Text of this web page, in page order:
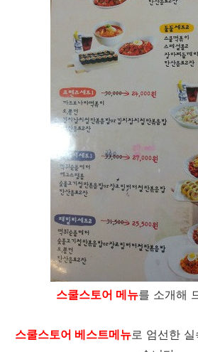
스쿨스토어 메뉴를 소개해
스쿨스토어 베스트메뉴로 엄선한 실